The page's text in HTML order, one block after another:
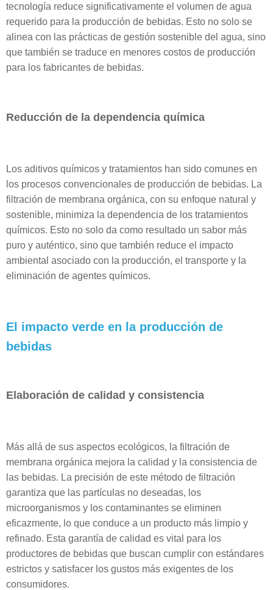
tecnología reduce significativamente el volumen de agua
requerido para la producción de bebidas. Esto no solo se
alinea con las prácticas de gestión sostenible del agua, sino
que también se traduce en menores costos de producción
para los fabricantes de bebidas.
Reducción de la dependencia química
Los aditivos químicos y tratamientos han sido comunes en
los procesos convencionales de producción de bebidas. La
filtración de membrana orgánica, con su enfoque natural y
sostenible, minimiza la dependencia de los tratamientos
químicos. Esto no solo da como resultado un sabor más
puro y auténtico, sino que también reduce el impacto
ambiental asociado con la producción, el transporte y la
eliminación de agentes químicos.
El impacto verde en la producción de
bebidas
Elaboración de calidad y consistencia
Más allá de sus aspectos ecológicos, la filtración de
membrana orgánica mejora la calidad y la consistencia de
las bebidas. La precisión de este método de filtración
garantiza que las partículas no deseadas, los
microorganismos y los contaminantes se eliminen
eficazmente, lo que conduce a un producto más limpio y
refinado. Esta garantía de calidad es vital para los
productores de bebidas que buscan cumplir con estándares
estrictos y satisfacer los gustos más exigentes de los
consumidores.